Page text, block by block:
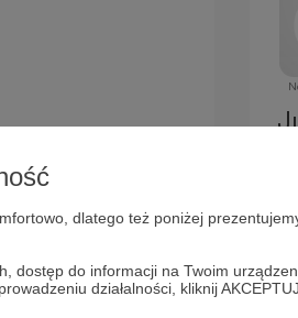
dlatego też poniżej
dostęp do informacji na Twoim
działalności, kliknij